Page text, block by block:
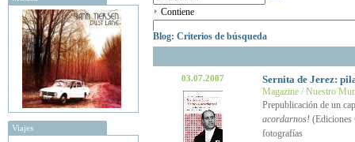
Viajes
Contiene
Blog: Criterios de búsqueda
03.07.2007 Sernita de Jerez:
Magazine / Nuestro
Prepublicación de un
acordarnos!(Ediciones
fotografías